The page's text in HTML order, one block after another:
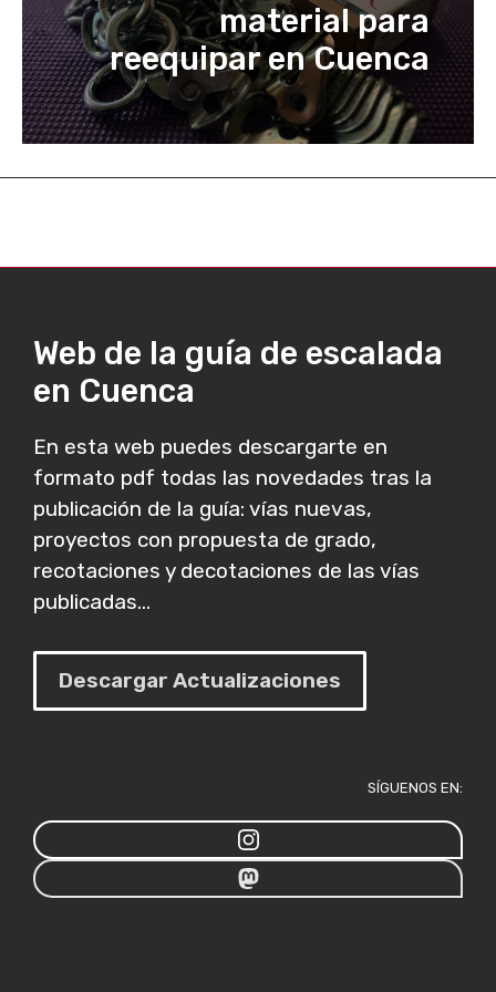
material para
reequipar en Cuenca
Web de la guía de escalada
en Cuenca
En esta web puedes descargarte en
formato pdf todas las novedades tras la
publicación de la guía: vías nuevas,
proyectos con propuesta de grado,
recotaciones y decotaciones de las vías
publicadas...
Descargar Actualizaciones
SÍGUENOS EN: